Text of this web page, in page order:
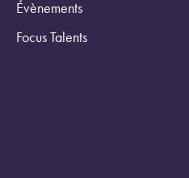
Évènements
Focus Talents